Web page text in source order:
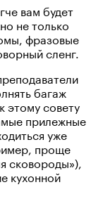
вам будет
не только
фразовые
сленг.
багаж
этому совету
прилежные
уже
проще
сковороды»),
кухонной